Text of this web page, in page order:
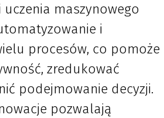
maszynowego
i
procesów, co pomoże
zredukować
podejmowanie decyzji.
pozwalają